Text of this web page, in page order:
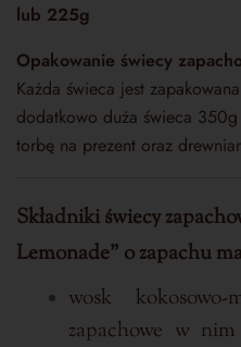
lub 225g
Opakowanie świecy
Każda świeca jest
dodatkowo duża świeca
torbę na prezent oraz
Składniki świecy
Lemonade” o zapachu
wosk
zapachowe w